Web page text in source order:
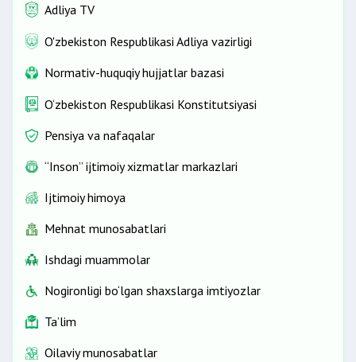
Adliya TV
O'zbekiston Respublikasi Adliya vazirligi
Normativ-huquqiy hujjatlar bazasi
O‘zbekiston Respublikasi Konstitutsiyasi
Pensiya va nafaqalar
“Inson” ijtimoiy xizmatlar markazlari
Ijtimoiy himoya
Mehnat munosabatlari
Ishdagi muammolar
Nogironligi bo‘lgan shaxslarga imtiyozlar
Ta’lim
Oilaviy munosabatlar